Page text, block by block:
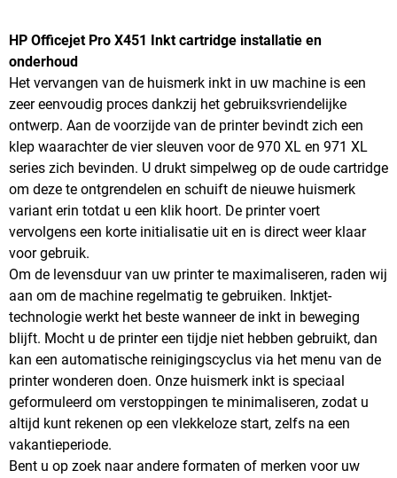
HP Officejet Pro X451 Inkt cartridge installatie en
onderhoud
Het vervangen van de huismerk inkt in uw machine is een
zeer eenvoudig proces dankzij het gebruiksvriendelijke
ontwerp. Aan de voorzijde van de printer bevindt zich een
klep waarachter de vier sleuven voor de 970 XL en 971 XL
series zich bevinden. U drukt simpelweg op de oude cartridge
om deze te ontgrendelen en schuift de nieuwe huismerk
variant erin totdat u een klik hoort. De printer voert
vervolgens een korte initialisatie uit en is direct weer klaar
voor gebruik.
Om de levensduur van uw printer te maximaliseren, raden wij
aan om de machine regelmatig te gebruiken. Inktjet-
technologie werkt het beste wanneer de inkt in beweging
blijft. Mocht u de printer een tijdje niet hebben gebruikt, dan
kan een automatische reinigingscyclus via het menu van de
printer wonderen doen. Onze huismerk inkt is speciaal
geformuleerd om verstoppingen te minimaliseren, zodat u
altijd kunt rekenen op een vlekkeloze start, zelfs na een
vakantieperiode.
Bent u op zoek naar andere formaten of merken voor uw